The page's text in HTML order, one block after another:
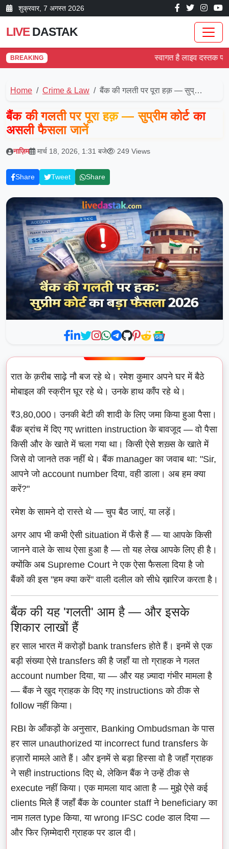
शुक्रवार, 7 अगस्त 2026
LIVEDASTAK
BREAKING स्वागत है लाइव दस्तक पर!
Home Crime & Law बैंक की गलती पर पूरा हक़ — सुप्…
बैंक की गलती पर पूरा हक़ — सुप्रीम कोर्ट का
असली फैसला जानें
नाज़िम मार्च 18, 2026, 1:31 बजे 249 Views
Share Tweet Share
रात के क़रीब साढ़े नौ बज रहे थे। रमेश कुमार अपने घर में बैठे
मोबाइल की स्क्रीन घूर रहे थे। उनके हाथ काँप रहे थे।
₹3,80,000। उनकी बेटी की शादी के लिए जमा किया हुआ पैसा।
बैंक ब्रांच में दिए गए written instruction के बावजूद — वो पैसा
किसी और के खाते में चला गया था। किसी ऐसे शख़्स के खाते में
जिसे वो जानते तक नहीं थे। बैंक manager का जवाब था: "Sir,
आपने जो account number दिया, वही डाला। अब हम क्या
करें?"
रमेश के सामने दो रास्ते थे — चुप बैठ जाएं, या लड़ें।
अगर आप भी कभी ऐसी situation में फँसे हैं — या आपके किसी
जानने वाले के साथ ऐसा हुआ है — तो यह लेख आपके लिए ही है।
क्योंकि अब Supreme Court ने एक ऐसा फैसला दिया है जो
बैंकों की इस "हम क्या करें" वाली दलील को सीधे ख़ारिज करता है।
बैंक की यह 'गलती' आम है — और इसके
शिकार लाखों हैं
हर साल भारत में करोड़ों bank transfers होते हैं। इनमें से एक
बड़ी संख्या ऐसे transfers की है जहाँ या तो ग्राहक ने गलत
account number दिया, या — और यह ज़्यादा गंभीर मामला है
— बैंक ने खुद ग्राहक के दिए गए instructions को ठीक से
follow नहीं किया।
RBI के आँकड़ों के अनुसार, Banking Ombudsman के पास
हर साल unauthorized या incorrect fund transfers के
हज़ारों मामले आते हैं। और इनमें से बड़ा हिस्सा वो है जहाँ ग्राहक
ने सही instructions दिए थे, लेकिन बैंक ने उन्हें ठीक से
execute नहीं किया। एक मामला याद आता है — मुझे ऐसे कई
clients मिले हैं जहाँ बैंक के counter staff ने beneficiary का
नाम ग़लत type किया, या wrong IFSC code डाल दिया —
और फिर ज़िम्मेदारी ग्राहक पर डाल दी।